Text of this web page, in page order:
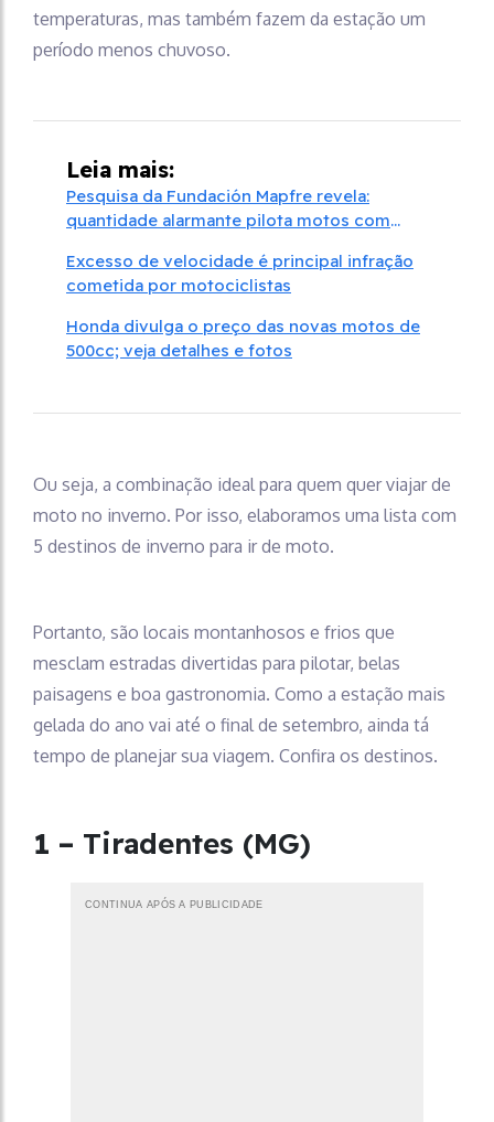
temperaturas, mas também fazem da estação um
período menos chuvoso.
Leia mais:
Pesquisa da Fundación Mapfre revela:
quantidade alarmante pilota motos com
Excesso de velocidade é principal infração
cometida por motociclistas
Honda divulga o preço das novas motos de
500cc; veja detalhes e fotos
Ou seja, a combinação ideal para quem quer viajar de
moto no inverno. Por isso, elaboramos uma lista com
5 destinos de inverno para ir de moto.
Portanto, são locais montanhosos e frios que
mesclam estradas divertidas para pilotar, belas
paisagens e boa gastronomia. Como a estação mais
gelada do ano vai até o final de setembro, ainda tá
tempo de planejar sua viagem. Confira os destinos.
1 – Tiradentes (MG)
CONTINUA APÓS A PUBLICIDADE